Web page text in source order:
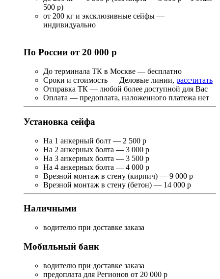
500 р)
от 200 кг и эксклюзивные сейфы —
индивидуально
По России от 20 000 р
До терминала ТК в Москве — бесплатно
Сроки и стоимость — Деловые линии, рассчитать
Отправка ТК — любой более доступной для Вас
Оплата — предоплата, наложенного платежа нет
Установка сейфа
На 1 анкерный болт — 2 500 р
На 2 анкерных болта — 3 000 р
На 3 анкерных болта — 3 500 р
На 4 анкерных болта — 4 000 р
Врезной монтаж в стену (кирпич) — 9 000 р
Врезной монтаж в стену (бетон) — 14 000 р
Наличными
водителю при доставке заказа
Мобильный банк
водителю при доставке заказа
предоплата для Регионов от 20 000 р